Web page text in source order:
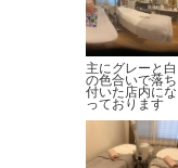
主にグレーと白
の色合いで落ち
付いた店内にな
っております